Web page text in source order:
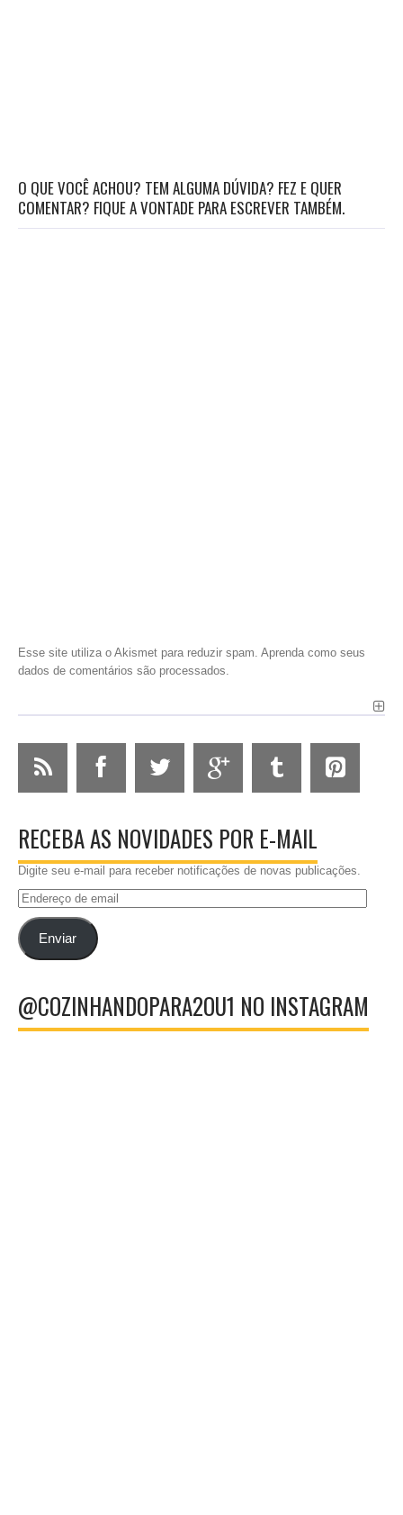
O QUE VOCÊ ACHOU? TEM ALGUMA DÚVIDA? FEZ E QUER
COMENTAR? FIQUE A VONTADE PARA ESCREVER TAMBÉM.
Esse site utiliza o Akismet para reduzir spam. Aprenda como seus
dados de comentários são processados.
RECEBA AS NOVIDADES POR E-MAIL
Digite seu e-mail para receber notificações de novas publicações.
Endereço
emailEnviar
@COZINHANDOPARA2OU1 NO INSTAGRAM